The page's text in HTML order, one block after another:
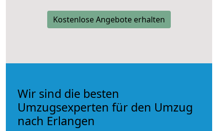
Kostenlose Angebote erhalten
Wir sind die besten
Umzugsexperten für den Umzug
nach Erlangen